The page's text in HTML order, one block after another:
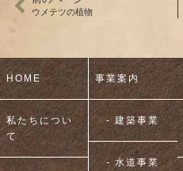
ウメテツの植物
HOME
私たちについ
て
事業案内
- 建築事業
- 水道事業